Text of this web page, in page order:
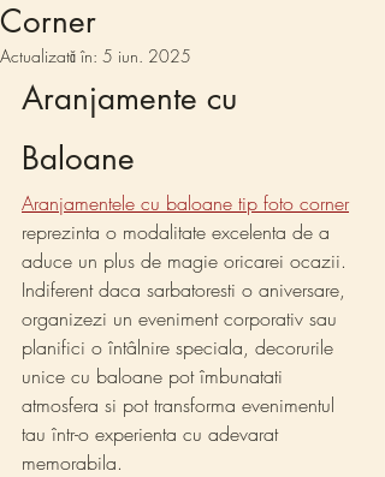
Corner
Actualizată în: 5 iun. 2025
Aranjamente cu
Baloane
Aranjamentele cu baloane tip foto corner
reprezinta o modalitate excelenta de a
aduce un plus de magie oricarei ocazii.
Indiferent daca sarbatoresti o aniversare,
organizezi un eveniment corporativ sau
planifici o întâlnire speciala, decorurile
unice cu baloane pot îmbunatati
atmosfera si pot transforma evenimentul
tau într-o experienta cu adevarat
memorabila.